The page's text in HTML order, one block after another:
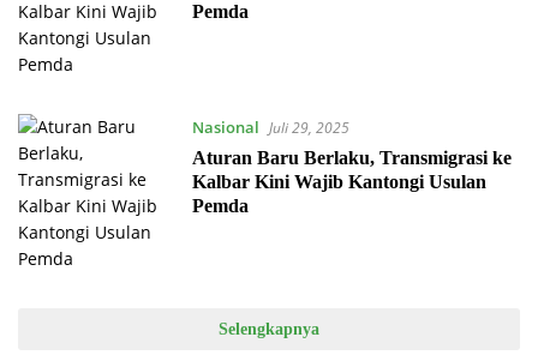
Pemda
Nasional Juli 29, 2025
Aturan Baru Berlaku, Transmigrasi ke
Kalbar Kini Wajib Kantongi Usulan
Pemda
Selengkapnya